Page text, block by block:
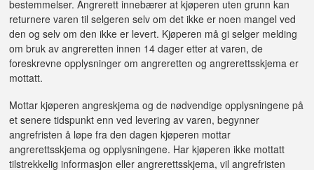
bestemmelser. Angrerett innebærer at kjøperen uten grunn kan
returnere varen til selgeren selv om det ikke er noen mangel ved
den og selv om den ikke er levert. Kjøperen må gi selger melding
om bruk av angreretten innen 14 dager etter at varen, de
foreskrevne opplysninger om angreretten og angrerettsskjema er
mottatt.
Mottar kjøperen angreskjema og de nødvendige opplysningene på
et senere tidspunkt enn ved levering av varen, begynner
angrefristen å løpe fra den dagen kjøperen mottar
angrerettsskjema og opplysningene. Har kjøperen ikke mottatt
tilstrekkelig informasjon eller angrerettsskjema, vil angrefristen